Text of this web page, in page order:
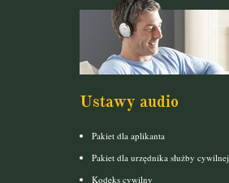
Ustawy audio
Pakiet dla aplikanta
Pakiet dla urzędnika służby cywilnej
Kodeks cywilny